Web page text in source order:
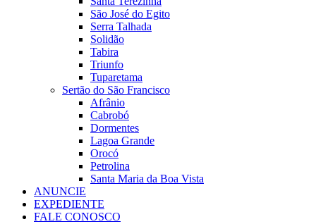
São José do Egito
Serra Talhada
Solidão
Tabira
Triunfo
Tuparetama
Sertão do São Francisco
Afrânio
Cabrobó
Dormentes
Lagoa Grande
Orocó
Petrolina
Santa Maria da Boa Vista
ANUNCIE
EXPEDIENTE
FALE CONOSCO